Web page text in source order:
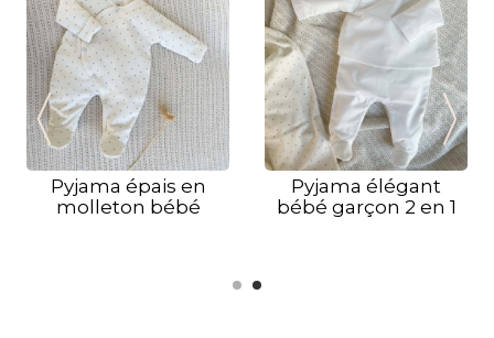
Pyjama épais en
molleton bébé
Pyjama élégant
bébé garçon 2 en 1